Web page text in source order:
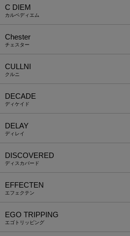
C DIEM
カルペディエム
Chester
チェスター
CULLNI
クルニ
DECADE
ディケイド
DELAY
ディレイ
DISCOVERED
ディスカバード
EFFECTEN
エフェクテン
EGO TRIPPING
エゴトリッピング